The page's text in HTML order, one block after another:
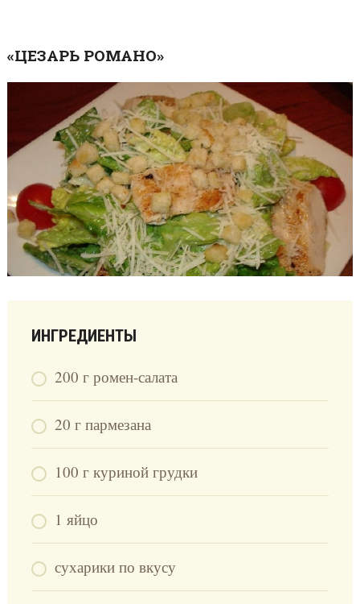
«ЦЕЗАРЬ РОМАНО»
ИНГРЕДИЕНТЫ
200 г ромен-салата
20 г пармезана
100 г куриной грудки
1 яйцо
сухарики по вкусу